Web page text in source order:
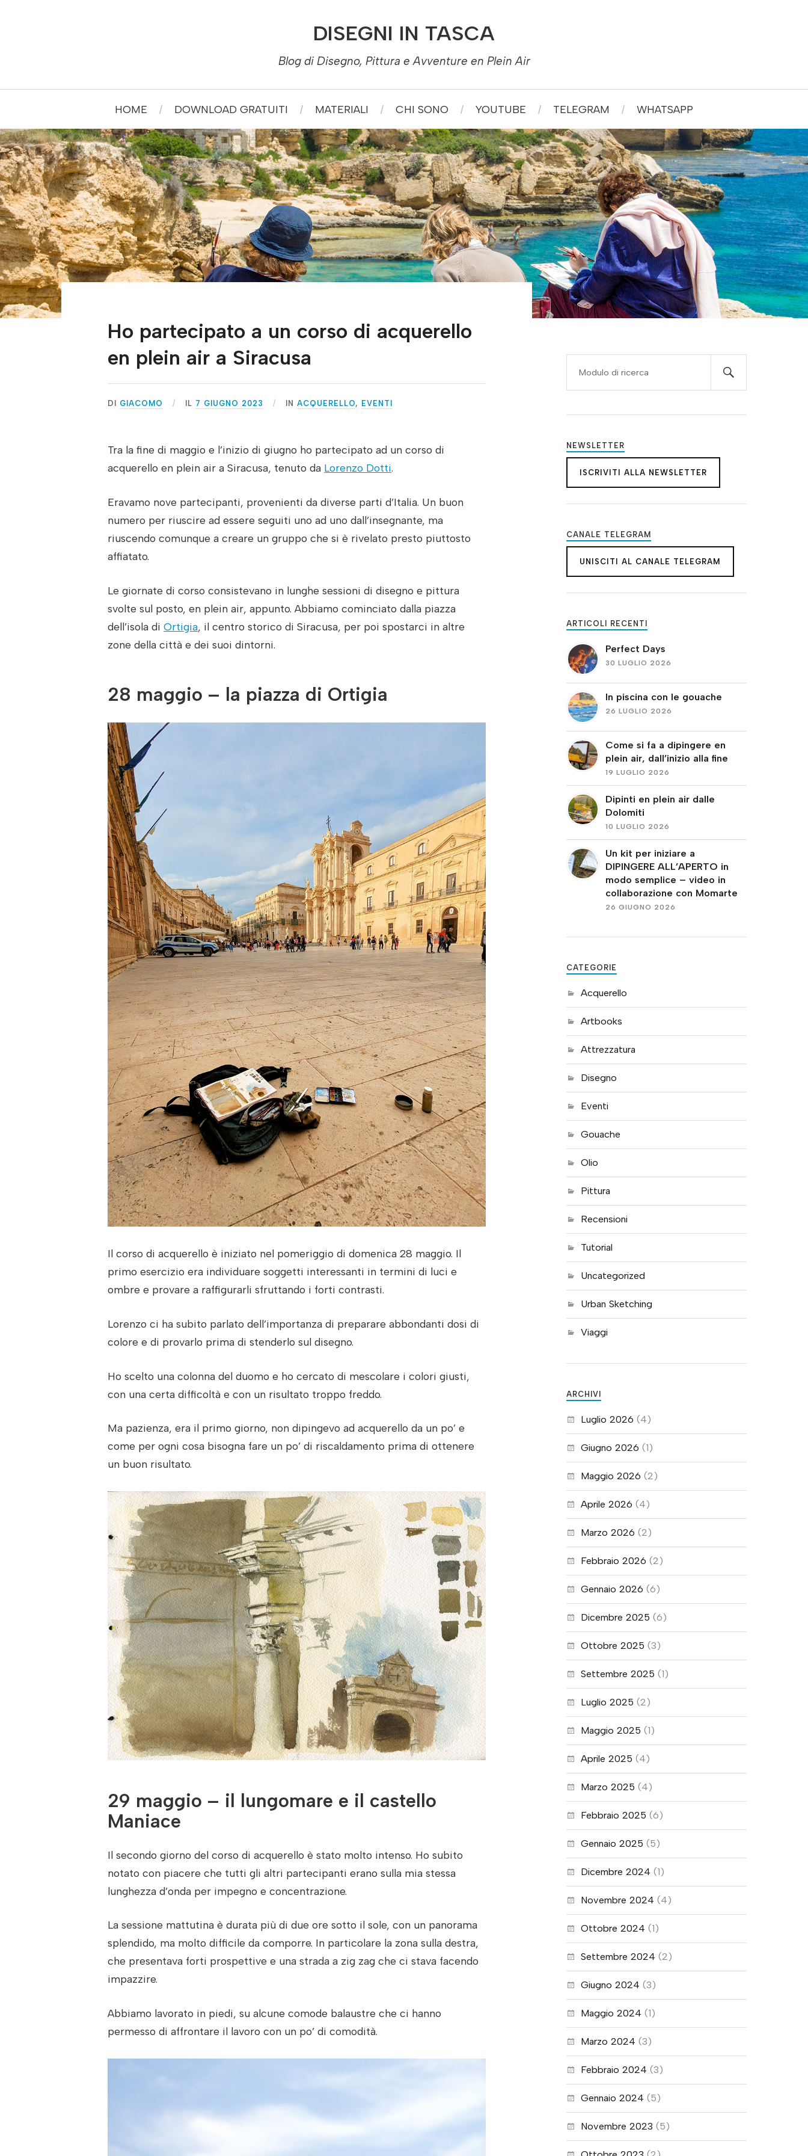
DISEGNI IN TASCA
Blog di Disegno, Pittura e Avventure en Plein Air
HOME DOWNLOAD GRATUITI MATERIALI CHI SONO YOUTUBE TELEGRAM WHATSAPP
Ho partecipato a un corso di acquerello
en plein air a Siracusa
DI GIACOMO IL 7 GIUGNO 2023 INACQUERELLO, EVENTI
Tra la fine di maggio e l’inizio di giugno ho partecipato ad un corso di
acquerello en plein air a Siracusa, tenuto da Lorenzo Dotti.
Eravamo nove partecipanti, provenienti da diverse parti d’Italia. Un buon
numero per riuscire ad essere seguiti uno ad uno dall’insegnante, ma
riuscendo comunque a creare un gruppo che si è rivelato presto piuttosto
affiatato.
Le giornate di corso consistevano in lunghe sessioni di disegno e pittura
svolte sul posto, en plein air, appunto. Abbiamo cominciato dalla piazza
dell’isola diOrtigia, il centro storico di Siracusa, per poi spostarci in altre
zone della città e dei suoi dintorni.
28 maggio – la piazza di Ortigia
Il corso di acquerello è iniziato nel pomeriggio di domenica 28 maggio. Il
primo esercizio era individuare soggetti interessanti in termini di luci e
ombre e provare a raffigurarli sfruttando i forti contrasti.
Lorenzo ci ha subito parlato dell’importanza di preparare abbondanti dosi di
colore e di provarlo prima di stenderlo sul disegno.
Ho scelto una colonna del duomo e ho cercato di mescolare i colori giusti,
con una certa difficoltà e con un risultato troppo freddo.
Ma pazienza, era il primo giorno, non dipingevo ad acquerello da un po’ e
come per ogni cosa bisogna fare un po’ di riscaldamento prima di ottenere
un buon risultato.
29 maggio – il lungomare e il castello
Maniace
Il secondo giorno del corso di acquerello è stato molto intenso. Ho subito
notato con piacere che tutti gli altri partecipanti erano sulla mia stessa
lunghezza d’onda per impegno e concentrazione.
La sessione mattutina è durata più di due ore sotto il sole, con un panorama
splendido, ma molto difficile da comporre. In particolare la zona sulla destra,
che presentava forti prospettive e una strada a zig zag che ci stava facendo
impazzire.
Abbiamo lavorato in piedi, su alcune comode balaustre che ci hanno
permesso di affrontare il lavoro con un po’ di comodità.
NEWSLETTER
ISCRIVITI ALLA NEWSLETTER
CANALE TELEGRAM
UNISCITI AL CANALE TELEGRAM
ARTICOLI RECENTI
Perfect Days
30 LUGLIO 2026
In piscina con le gouache
26 LUGLIO 2026
Come si fa a dipingere en
plein air, dall’inizio alla fine
19 LUGLIO 2026
Dipinti en plein air dalle
Dolomiti
10 LUGLIO 2026
Un kit per iniziare a
DIPINGERE ALL’APERTO in
modo semplice – video in
collaborazione con Momarte
26 GIUGNO 2026
CATEGORIE
Acquerello
Artbooks
Attrezzatura
Disegno
Eventi
Gouache
Olio
Pittura
Recensioni
Tutorial
Uncategorized
Urban Sketching
Viaggi
ARCHIVI
Luglio 2026 (4)
Giugno 2026 (1)
Maggio 2026 (2)
Aprile 2026 (4)
Marzo 2026 (2)
Febbraio 2026 (2)
Gennaio 2026 (6)
Dicembre 2025 (6)
Ottobre 2025 (3)
Settembre 2025 (1)
Luglio 2025 (2)
Maggio 2025 (1)
Aprile 2025 (4)
Marzo 2025 (4)
Febbraio 2025 (6)
Gennaio 2025 (5)
Dicembre 2024 (1)
Novembre 2024 (4)
Ottobre 2024 (1)
Settembre 2024 (2)
Giugno 2024 (3)
Maggio 2024 (1)
Marzo 2024 (3)
Febbraio 2024 (3)
Gennaio 2024 (5)
Novembre 2023 (5)